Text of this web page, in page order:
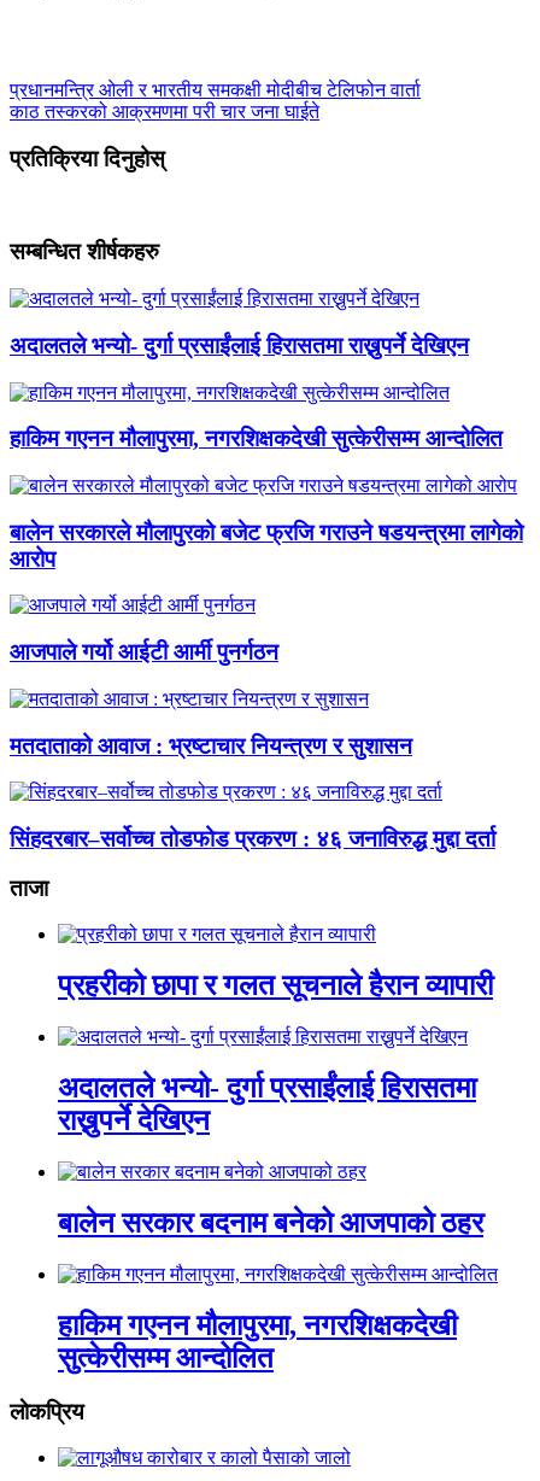
प्रधानमन्त्रि ओली र भारतीय समकक्षी मोदीबीच टेलिफोन वार्ता
काठ तस्करको आक्रमणमा परी चार जना घाईते
प्रतिक्रिया दिनुहोस्
सम्बन्धित शीर्षकहरु
अदालतले भन्यो- दुर्गा प्रसाईंलाई हिरासतमा राख्नुपर्ने देखिएन
हाकिम गएनन मौलापुरमा, नगरशिक्षकदेखी सुत्केरीसम्म आन्दोलित
बालेन सरकारले मौलापुरको बजेट फ्रजि गराउने षडयन्त्रमा लागेको
आरोप
आजपाले गर्यो आईटी आर्मी पुनर्गठन
मतदाताको आवाज : भ्रष्टाचार नियन्त्रण र सुशासन
सिंहदरबार–सर्वोच्च तोडफोड प्रकरण : ४६ जनाविरुद्ध मुद्दा दर्ता
ताजा
प्रहरीको छापा र गलत सूचनाले हैरान व्यापारी
अदालतले भन्यो- दुर्गा प्रसाईंलाई हिरासतमा
राख्नुपर्ने देखिएन
बालेन सरकार बदनाम बनेको आजपाको ठहर
हाकिम गएनन मौलापुरमा, नगरशिक्षकदेखी
सुत्केरीसम्म आन्दोलित
लाेकप्रिय